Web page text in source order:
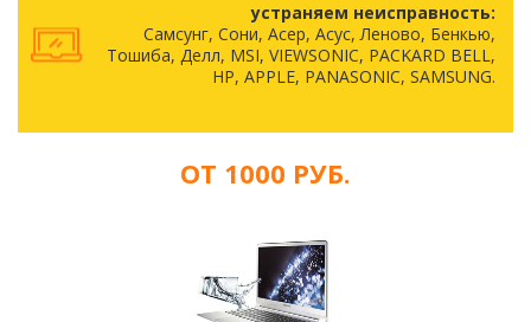
устраняем неисправность:
Самсунг, Сони, Асер, Асус, Леново, Бенкью,
Тошиба, Делл, MSI, VIEWSONIC, PACKARD BELL,
HP, APPLE, PANASONIC, SAMSUNG.
ОТ 1000 РУБ.